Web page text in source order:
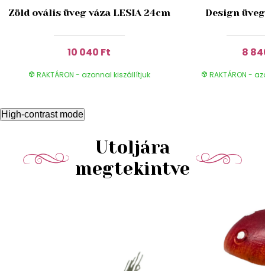
Zöld ovális üveg váza LESIA 24cm
10 040 Ft
RAKTÁRON - azonnal kiszállítjuk
Design
8
RAKTÁRON -
High-contrast mode
Utoljára
megtekintve